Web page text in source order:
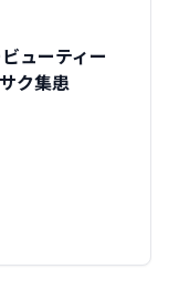
ューティー
ク集患